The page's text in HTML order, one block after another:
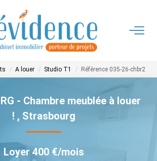
ACHETER
LOUER
ESTIMER
FAIRE GERER
A louer Studio T1 Référence 035-26-chbr2
- Chambre meublée à louer
! , Strasbourg
Loyer 400 €/mois